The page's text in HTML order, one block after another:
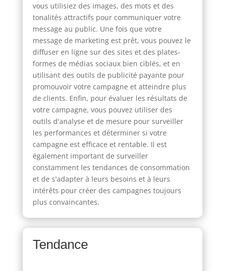
vous utilisiez des images, des mots et des
tonalités attractifs pour communiquer votre
message au public. Une fois que votre
message de marketing est prêt, vous pouvez le
diffuser en ligne sur des sites et des plates-
formes de médias sociaux bien ciblés, et en
utilisant des outils de publicité payante pour
promouvoir votre campagne et atteindre plus
de clients. Enfin, pour évaluer les résultats de
votre campagne, vous pouvez utiliser des
outils d'analyse et de mesure pour surveiller
les performances et déterminer si votre
campagne est efficace et rentable. Il est
également important de surveiller
constamment les tendances de consommation
et de s'adapter à leurs besoins et à leurs
intérêts pour créer des campagnes toujours
plus convaincantes.
Tendance